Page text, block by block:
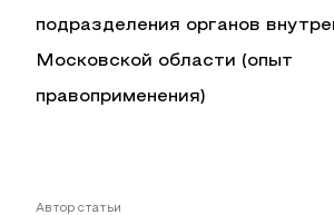
подразделения органов
Московской области (опыт
правоприменения)
Автор статьи